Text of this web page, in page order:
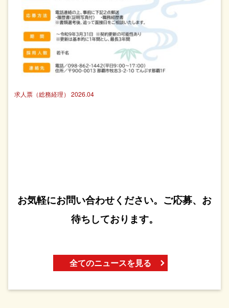
求人票（総務経理） 2026.04
お気軽にお問い合わせください。ご応募、お
待ちしております。
全てのニュースを見る